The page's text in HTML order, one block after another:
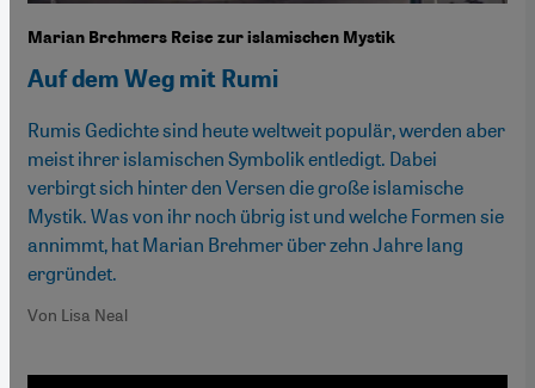
Marian Brehmers Reise zur islamischen Mystik
Auf dem Weg mit Rumi
Rumis Gedichte sind heute weltweit populär, werden aber
meist ihrer islamischen Symbolik entledigt. Dabei
verbirgt sich hinter den Versen die große islamische
Mystik. Was von ihr noch übrig ist und welche Formen sie
annimmt, hat Marian Brehmer über zehn Jahre lang
ergründet.
Von Lisa Neal